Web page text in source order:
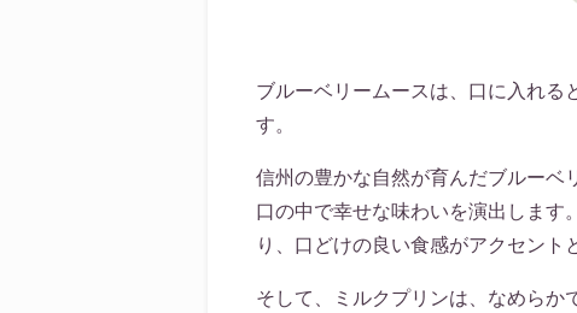
ブルーベリームースは、口に入れる
す。
信州の豊かな自然が育んだブルーベ
口の中で幸せな味わいを演出します
り、口どけの良い食感がアクセント
そして、ミルクプリンは、なめらか